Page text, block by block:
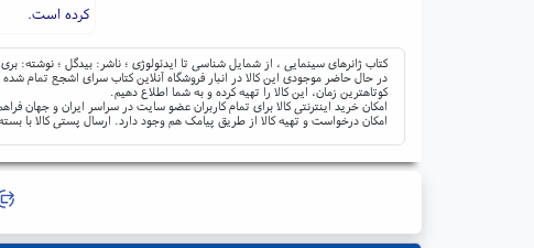
کرده است.
کتاب ژانرهای سینمایی ، از شمایل شناسی تا ایدئولوژی ؛ ناشر: بیدگل ؛ نوشته:
در حال حاضر موجودی این کالا در انبار فروشگاه آنلاین کتاب سرای اشجع تمام
کوتاهترین زمان، این کالا را تهیه کرده و به شما اطلاع دهیم.
امکان خرید اینترنتی کالا برای تمام کاربران عضو سایت در سراسر ایران و
امکان درخواست و تهیه کالا از طریق پیامک هم وجود دارد. ارسال پستی کالا با